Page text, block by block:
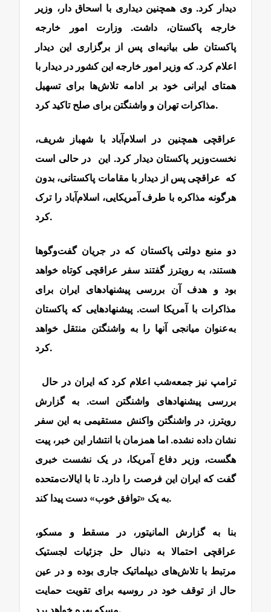
دیدار کرد. وی همچنین دیداری با اسحاق دار، وزیر
خارجه پاکستان، داشت. وزارت امور خارجه
پاکستان طی بیانیه‌ای پس از برگزاری این دیدار
اعلام کرد. که وزیر امور خارجه این کشور در دیدار با
همتای ایرانی خود بر ادامه تلاش‌ها برای تسهیل
مذاکرات تهران و واشنگتن برای صلح تاکید کرد.
عراقچی همچنین در اسلام‌آباد با شهباز شریف،
نخست‌وزیر پاکستان دیدار کرد. این در حالی است
که عراقچی پس از دیدار با مقامات پاکستانی، بدون
هرگونه مذاکره با طرف آمریکایی، اسلام‌آباد را ترک
کرد.
دو منبع دولتی پاکستان که در جریان گفت‌وگوها
هستند، به رویترز گفتند سفر عراقچی کوتاه خواهد
بود و هدف آن بررسی پیشنهادهای ایران برای
مذاکرات با آمریکا است. پیشنهادهایی که پاکستان
به‌عنوان میانجی آنها را به واشنگتن منتقل خواهد
کرد.
بررسی پیشنهادهای واشنگتن است. به گزارش
رویترز، در واشنگتن واکنش مستقیمی به این سفر
نشان داده نشده. اما همزمان با انتشار این خبر، پیت
هگست، وزیر دفاع آمریکا، در یک نشست خبری
گفت که ایران این فرصت را دارد. تا با ایالات‌متحده
به یک «توافق خوب» دست پیدا کند.
بنا به گزارش المانیتور، در مسقط و مسکو،
عراقچی احتمالا به دنبال حل جزئیات لجستیک
مرتبط با تلاش‌های دیپلماتیک جاری بوده و در عین
حال از توقف خود در روسیه برای تقویت حمایت